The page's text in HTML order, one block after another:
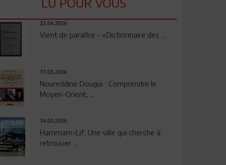
23.04.2026
Vient de paraître - «Dictionnaire des ...
17.03.2026
Noureddine Dougui : Comprendre le
Moyen-Orient, ...
14.03.2026
Hammam-Lif: Une ville qui cherche à
retrouver ...